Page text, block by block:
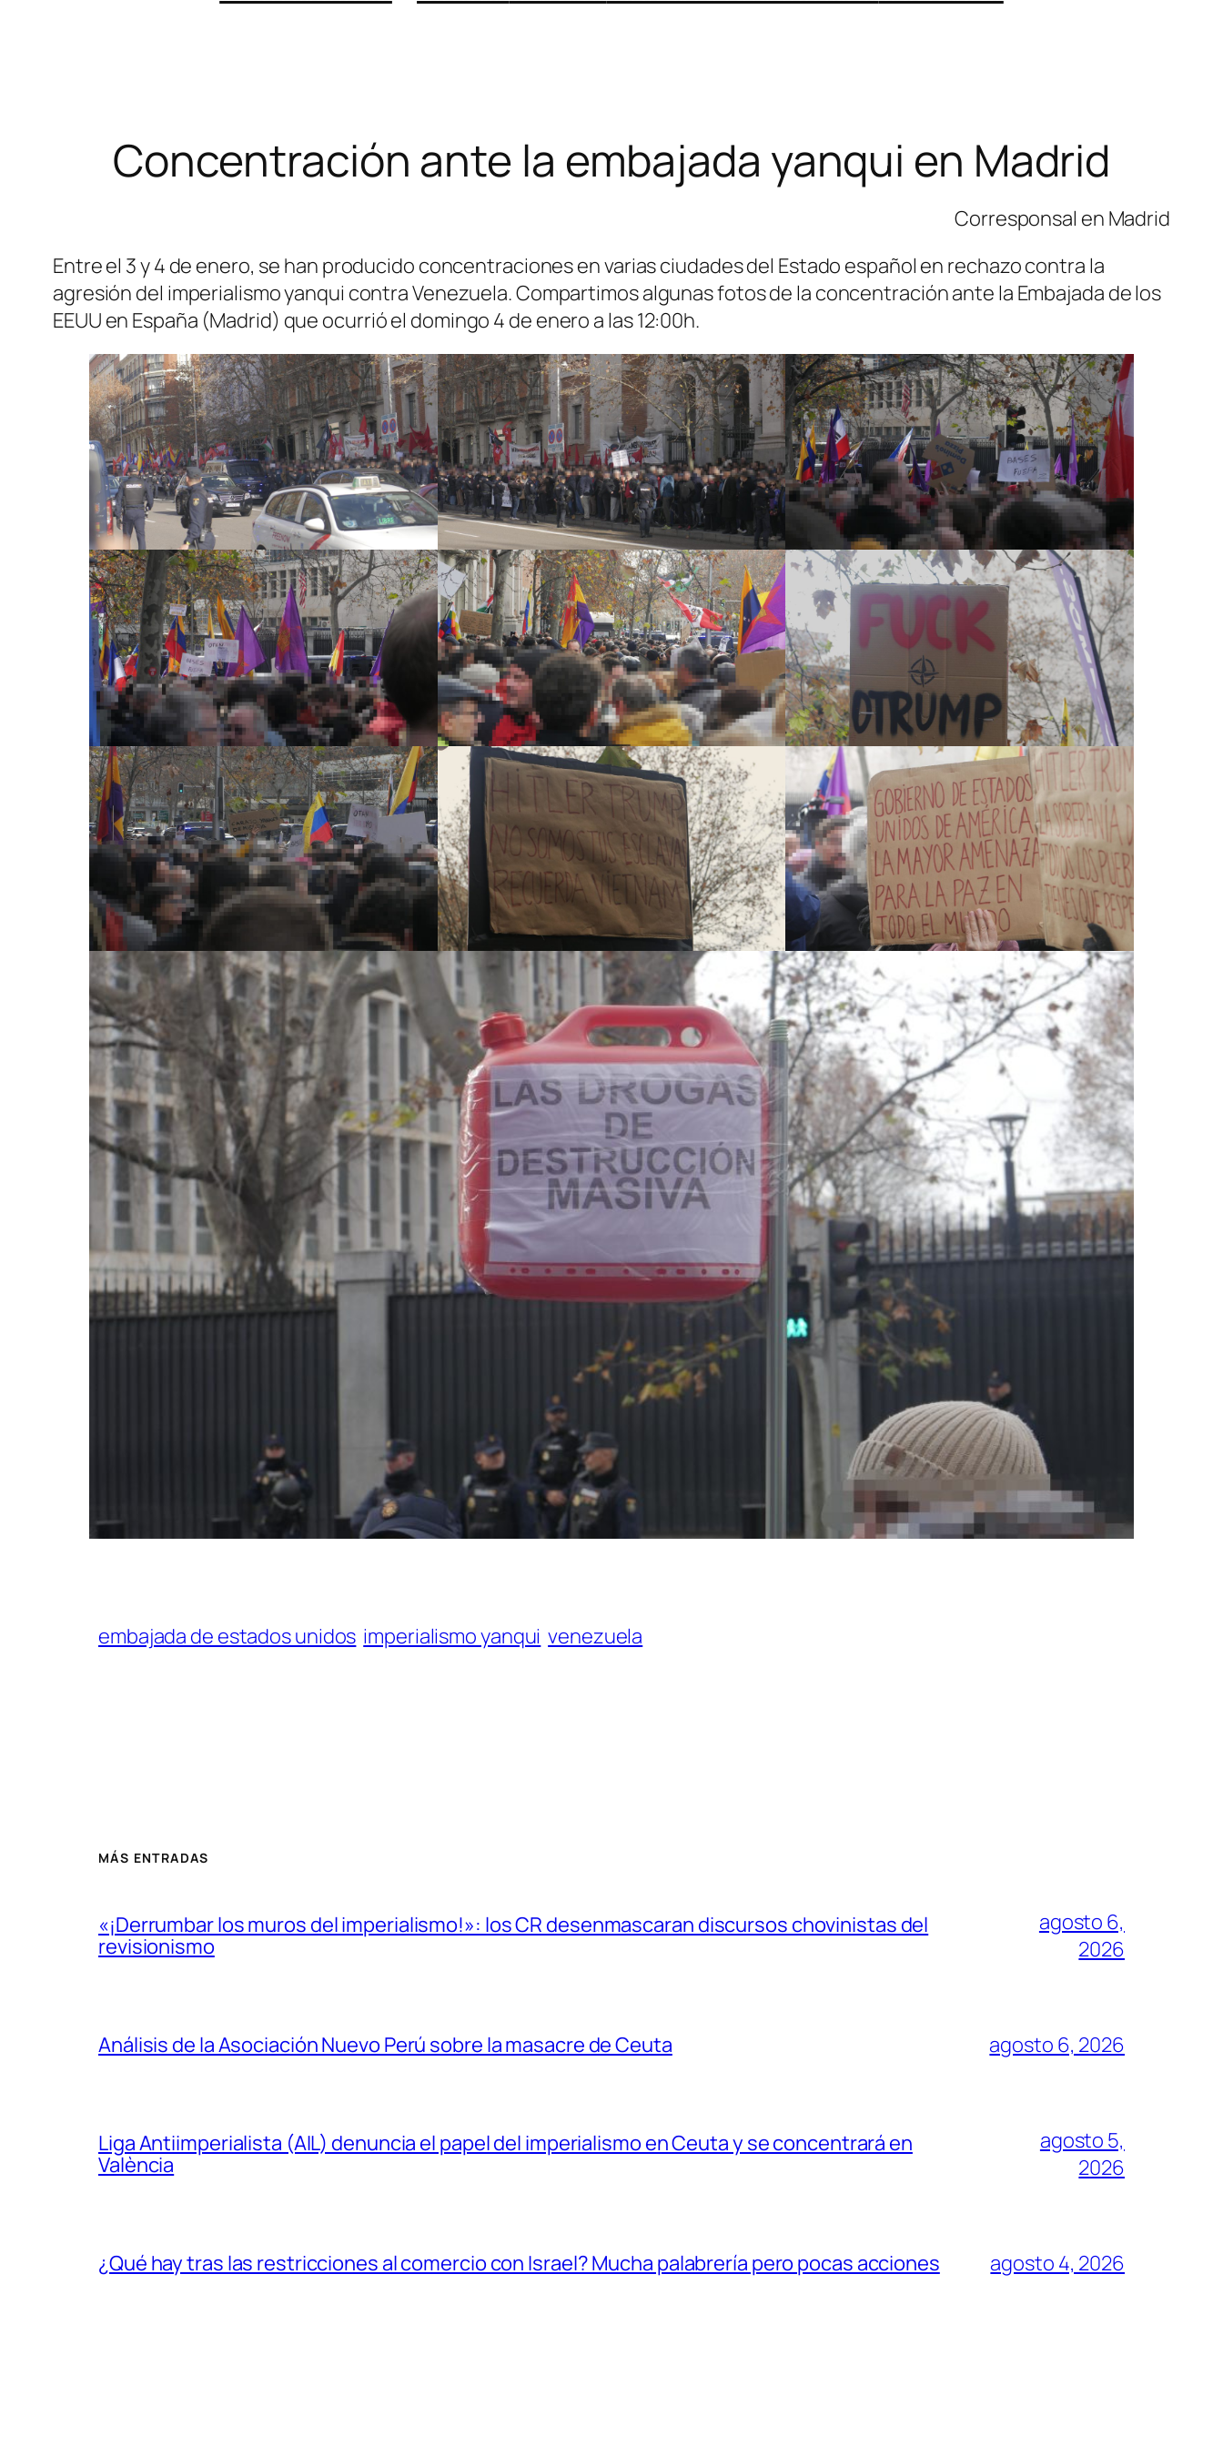
Concentración ante la embajada yanqui en Madrid
Corresponsal en Madrid
Entre el 3 y 4 de enero, se han producido concentraciones en varias ciudades del Estado español en rechazo contra la
agresión del imperialismo yanqui contra Venezuela. Compartimos algunas fotos de la concentración ante la Embajada de los
EEUU en España (Madrid) que ocurrió el domingo 4 de enero a las 12:00h.
embajada de estados unidos imperialismo yanqui venezuela
MÁS ENTRADAS
«¡Derrumbar los muros del imperialismo!»: los CR desenmascaran discursos chovinistas del
revisionismo
agosto 6,
2026
Análisis de la Asociación Nuevo Perú sobre la masacre de Ceuta agosto 6, 2026
Liga Antiimperialista (AIL) denuncia el papel del imperialismo en Ceuta y se concentrará en
València
agosto 5,
2026
¿Qué hay tras las restricciones al comercio con Israel? Mucha palabrería pero pocas acciones agosto 4, 2026